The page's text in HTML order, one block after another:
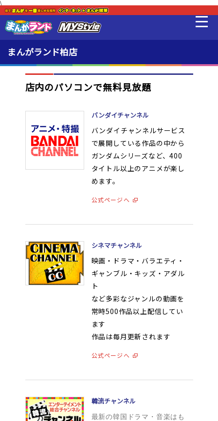
\
最新情報
料金・利用方法
MLeF
映画/アニメ/電子書籍
まんがランド柏店
映画/アニメ/電子書籍
店内のパソコンで無料見放題
バンダイチャンネル
バンダイチャンネルサービス
で展開している作品の中から
ガンダムシリーズなど、400
タイトル以上のアニメが楽し
めます。
公式ページへ
シネマチャンネル
映画・ドラマ・バラエティ・
ギャンブル・キッズ・アダル
ト
など多彩なジャンルの動画を
常時500作品以上配信してい
ます
作品は毎月更新されます
公式ページへ
韓流チャンネル
最新の韓国ドラマ・音楽はも